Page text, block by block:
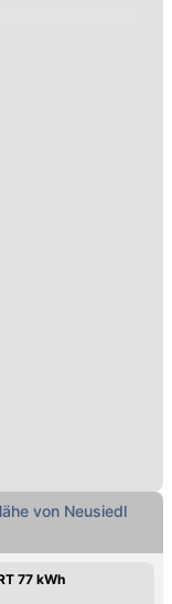
von Neusiedl
77 kWh